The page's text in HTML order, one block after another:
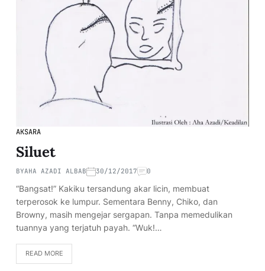
AKSARA
Siluet
BYAHA AZADI ALBAB 30/12/2017 0
“Bangsat!” Kakiku tersandung akar licin, membuat
terperosok ke lumpur. Sementara Benny, Chiko, dan
Browny, masih mengejar sergapan. Tanpa memedulikan
tuannya yang terjatuh payah. “Wuk!…
READ MORE